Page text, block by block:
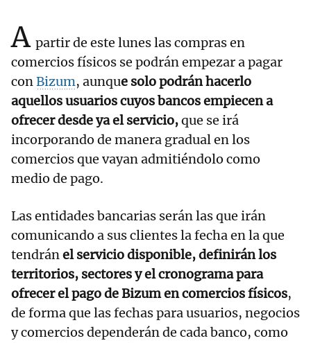
A partir de este lunes las compras en
comercios físicos se podrán empezar a pagar
conBizum, aunque solo podrán hacerlo
aquellos usuarios cuyos bancos empiecen a
ofrecer desde ya el servicio,que se irá
incorporando de manera gradual en los
comercios que vayan admitiéndolo como
medio de pago.
Las entidades bancarias serán las que irán
comunicando a sus clientes la fecha en la que
tendránel servicio disponible, definirán los
territorios, sectores y el cronograma para
ofrecer el pago de Bizum en comercios físicos,
de forma que las fechas para usuarios, negocios
y comercios dependerán de cada banco, como